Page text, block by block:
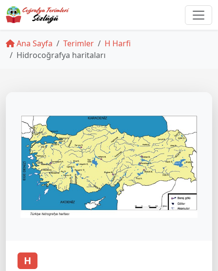
Ana Sayfa Terimler
H Harfi
Hidrocoğrafya haritaları
H